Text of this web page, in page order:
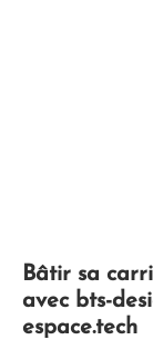
Bâtir sa
avec bts-
espace.tech